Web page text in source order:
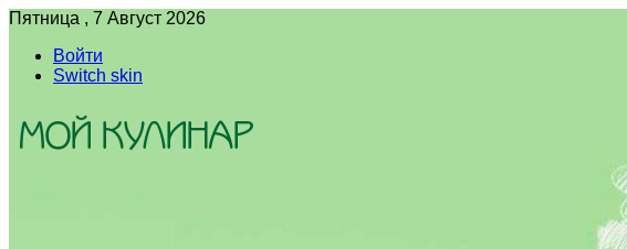
Пятница , 7 Август 2026
Войти
Switch skin